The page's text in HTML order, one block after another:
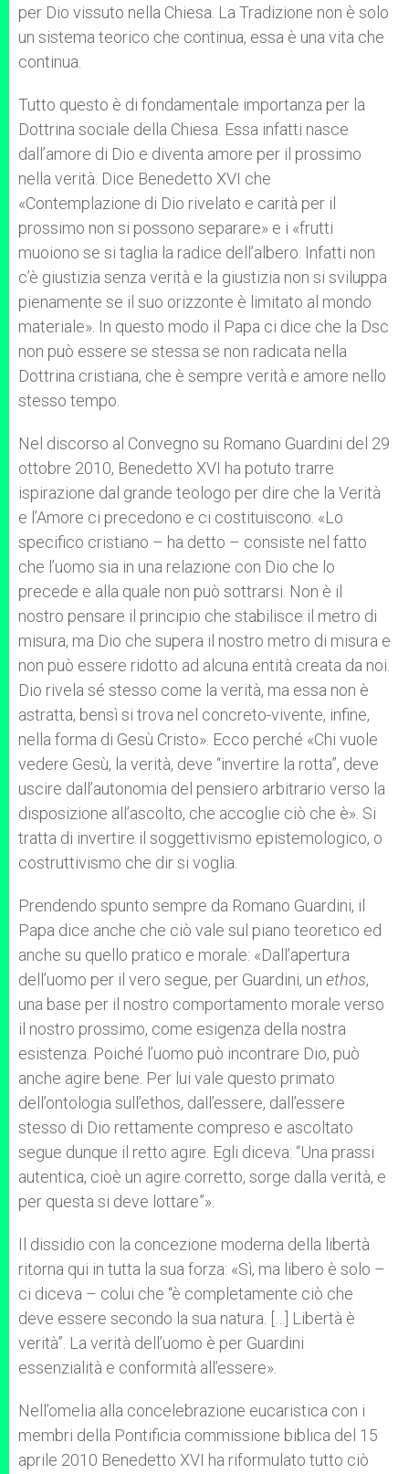
per Dio vissuto nella Chiesa. La Tradizione non è solo
un sistema teorico che continua, essa è una vita che
continua.
Tutto questo è di fondamentale importanza per la
Dottrina sociale della Chiesa. Essa infatti nasce
dall’amore di Dio e diventa amore per il prossimo
nella verità. Dice Benedetto XVI che
«Contemplazione di Dio rivelato e carità per il
prossimo non si possono separare» e i «frutti
muoiono se si taglia la radice dell’albero. Infatti non
c’è giustizia senza verità e la giustizia non si sviluppa
pienamente se il suo orizzonte è limitato al mondo
materiale». In questo modo il Papa ci dice che la Dsc
non può essere se stessa se non radicata nella
Dottrina cristiana, che è sempre verità e amore nello
stesso tempo.
Nel discorso al Convegno su Romano Guardini del 29
ottobre 2010, Benedetto XVI ha potuto trarre
ispirazione dal grande teologo per dire che la Verità
e l’Amore ci precedono e ci costituiscono. «Lo
specifico cristiano – ha detto – consiste nel fatto
che l’uomo sia in una relazione con Dio che lo
precede e alla quale non può sottrarsi. Non è il
nostro pensare il principio che stabilisce il metro di
misura, ma Dio che supera il nostro metro di misura e
non può essere ridotto ad alcuna entità creata da noi.
Dio rivela sé stesso come la verità, ma essa non è
astratta, bensì si trova nel concreto-vivente, infine,
nella forma di Gesù Cristo». Ecco perché «Chi vuole
vedere Gesù, la verità, deve “invertire la rotta”, deve
uscire dall’autonomia del pensiero arbitrario verso la
disposizione all’ascolto, che accoglie ciò che è». Si
tratta di invertire il soggettivismo epistemologico, o
costruttivismo che dir si voglia.
Prendendo spunto sempre da Romano Guardini, il
Papa dice anche che ciò vale sul piano teoretico ed
anche su quello pratico e morale: «Dall’apertura
dell’uomo per il vero segue, per Guardini, un ethos,
una base per il nostro comportamento morale verso
il nostro prossimo, come esigenza della nostra
esistenza. Poiché l’uomo può incontrare Dio, può
anche agire bene. Per lui vale questo primato
dell’ontologia sull’ethos, dall’essere, dall’essere
stesso di Dio rettamente compreso e ascoltato
segue dunque il retto agire. Egli diceva: “Una prassi
autentica, cioè un agire corretto, sorge dalla verità, e
per questa si deve lottare”».
Il dissidio con la concezione moderna della libertà
ritorna qui in tutta la sua forza: «Sì, ma libero è solo –
ci diceva – colui che “è completamente ciò che
deve essere secondo la sua natura. […] Libertà è
verità”. La verità dell’uomo è per Guardini
essenzialità e conformità all’essere».
Nell’omelia alla concelebrazione eucaristica con i
membri della Pontificia commissione biblica del 15
aprile 2010 Benedetto XVI ha riformulato tutto ciò